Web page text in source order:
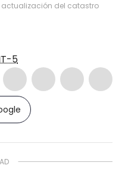
actualización del catastro
5